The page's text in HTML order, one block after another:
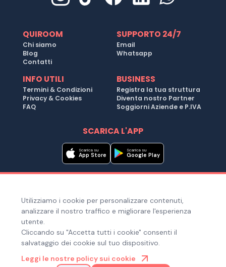
QUIROOM
Chi siamo
Blog
Contatti
SUPPORTO 24/7
Email
Whatsapp
INFO UTILI
Termini & Condizioni
Privacy & Cookies
FAQ
BUSINESS
Registra la tua struttura
Diventa nostro Partner
Soggiorni Aziende e P.IVA
SCARICA L'APP
Scarica su
App Store
Scarica su
Google Play
Hai bisogno di aiuto ?
Laura Bassi Veratti 1, 40137, Bologna (BO), Italia | Cod. Fiscale
Utilizziamo i cookie per personalizzare contenuti,
analizzare il nostro traffico e migliorare l'esperienza
utente.
Cliccando su "Accetta tutti i cookie" consenti il
salvataggio dei cookie sul tuo dispositivo.
Leggi le nostre policy sui cookie